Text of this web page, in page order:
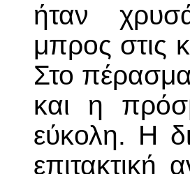
ήταν
μπρος στις
Στο
και η
εύκολη. Η